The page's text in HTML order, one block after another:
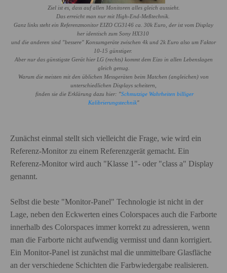
Ziel ist es, dass auf allen Monitoren alles gleich aussieht.
Das erreicht man nur mit High-End-Meßtechnik.
Ganz links steht ein Referenzmonitor EIZO CG3146 ca. 30k Euro, der ist vom Display
her identisch zum Sony HX310
und die anderen sind "bessere" Konsumgeräte zwischen 4k und 2k Euro also um Faktor
10-15 günstiger.
Aber nur das günstigste Gerät hier LG (rechts) kommt dem Eizo in allen Lebenslagen
gleich genug.
Warum die meisten mit den üblichen Messgeräten beim Matchen (angleichen) von
unterschiedlichen Displays scheitern,
finden sie die Erklärung dazu hier: "Schmutzige Wahrheiten billiger
Kalibrierungstechnik"
Zunächst einmal stellt sich vielleicht die Frage, wie wird ein
Referenz-Monitor zu einem Referenzgerät gemacht. Ein
Referenz-Monitor wird auch "Klasse 1"- oder "class a" Display
genannt.
Selbst die beste "Monitor-Panel" Technologie ist nicht in der
Lage, neben den Eckwerten eines Colorspaces auch die Farborte
innerhalb des Colorspaces immer korrekt zu adressieren, wenn
man die Farborte nicht aufwendig vermisst und dann korrigiert.
Ein Monitor-Panel ist zunächst mal die unmittelbare Glasfläche
an der verschiedene Schichten die Farbwiedergabe realisieren.